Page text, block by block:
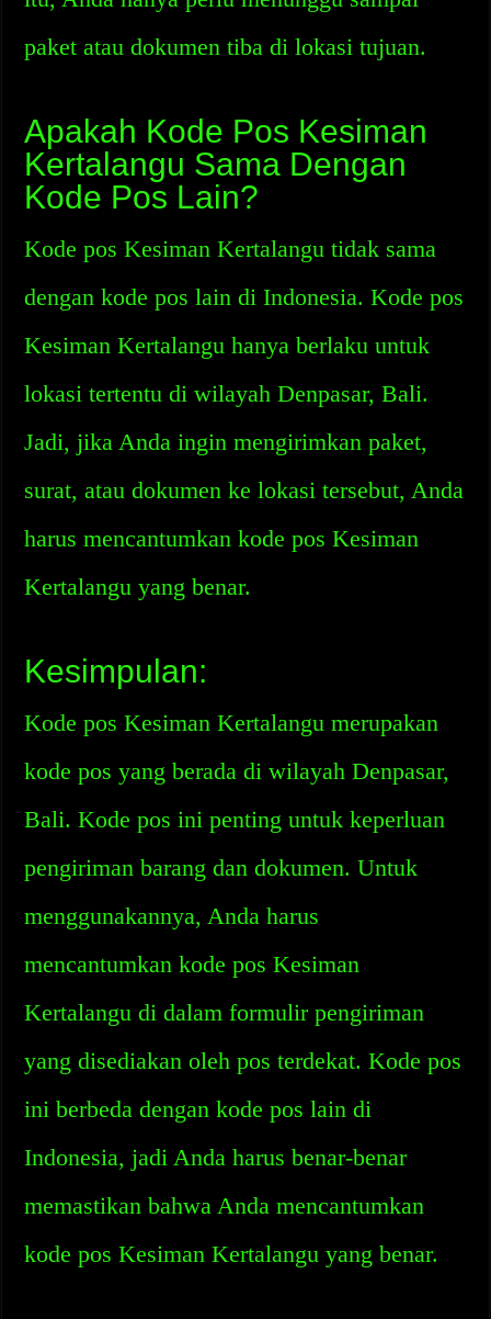
paket atau dokumen tiba di lokasi tujuan.
Apakah Kode Pos Kesiman
Kertalangu Sama Dengan
Kode Pos Lain?
Kode pos Kesiman Kertalangu tidak sama
dengan kode pos lain di Indonesia. Kode pos
Kesiman Kertalangu hanya berlaku untuk
lokasi tertentu di wilayah Denpasar, Bali.
Jadi, jika Anda ingin mengirimkan paket,
surat, atau dokumen ke lokasi tersebut, Anda
harus mencantumkan kode pos Kesiman
Kertalangu yang benar.
Kesimpulan:
Kode pos Kesiman Kertalangu merupakan
kode pos yang berada di wilayah Denpasar,
Bali. Kode pos ini penting untuk keperluan
pengiriman barang dan dokumen. Untuk
menggunakannya, Anda harus
mencantumkan kode pos Kesiman
Kertalangu di dalam formulir pengiriman
yang disediakan oleh pos terdekat. Kode pos
ini berbeda dengan kode pos lain di
Indonesia, jadi Anda harus benar-benar
memastikan bahwa Anda mencantumkan
kode pos Kesiman Kertalangu yang benar.